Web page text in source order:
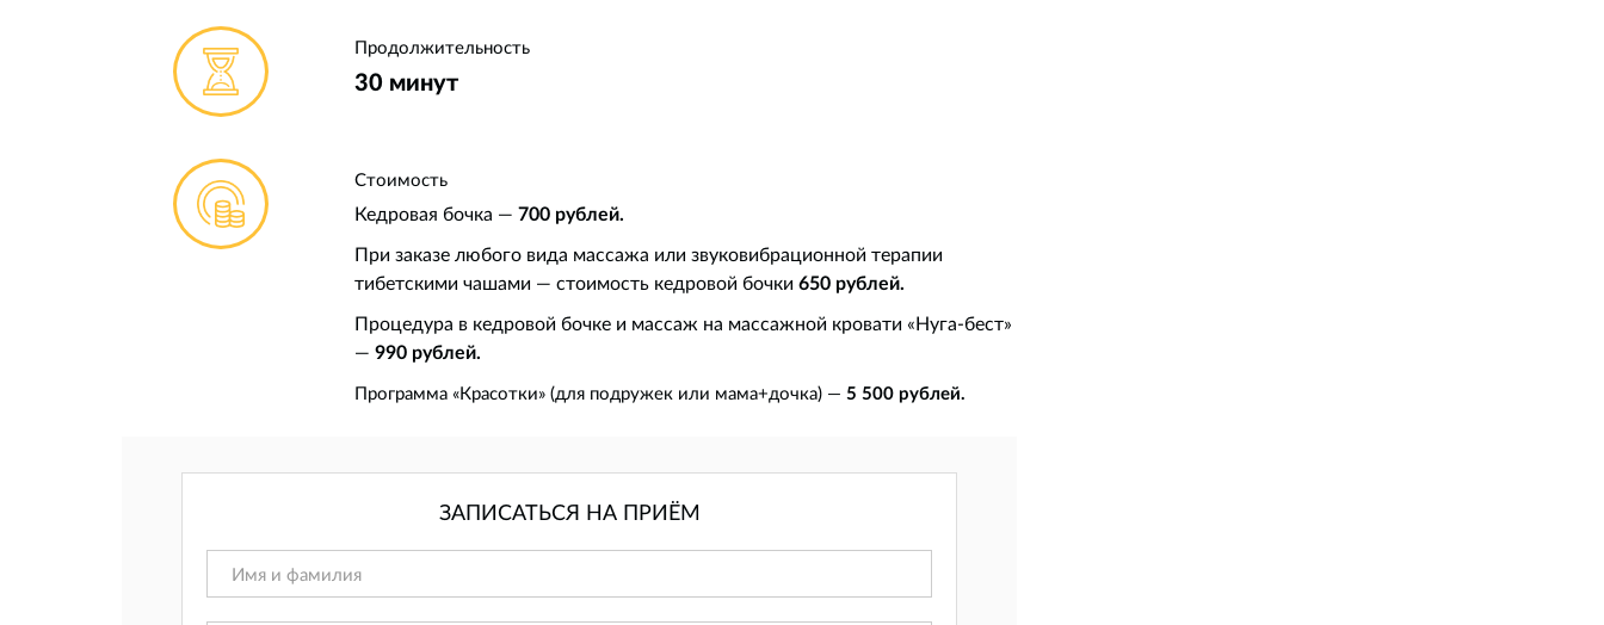
Продолжительность
30 минут
Стоимость
Кедровая бочка — 700 рублей.
При заказе любого вида массажа или звуковибрационной терапии
тибетскими чашами — стоимость кедровой бочки 650 рублей.
Процедура в кедровой бочке и массаж на массажной кровати «Нуга-бест»
— 990 рублей.
Программа «Красотки» (для подружек или мама+дочка) — 5 500 рублей.
ЗАПИСАТЬСЯ НА ПРИЁМ